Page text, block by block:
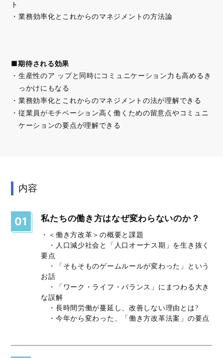
ト
・業務効率化とこれからのマネジメントの方法論
■期待される効果
生産性のア ップと同時にコミュニケーション力も高めるき
っかけにもなる
業務効率化とこれからのマネジメントの法が理解できる
従業員がモチベーション高く働くための留意点やコミュニ
ケーションの要点が理解できる
内容
01 私たちの働き方はなぜ変わらないのか？
・＜働き方改革＞の概要と課題
・人口減少社会と「人口オーナス期」を生き抜く
要点
・「そもそものゲームルールが変わった」という
お話
・「ワーク・ライフ・バランス」にまつわる大き
な誤解
・⾧時間労働が蔓延し、改善しない理由とは?
・今年から変わった、「働き方改革法案」の要点